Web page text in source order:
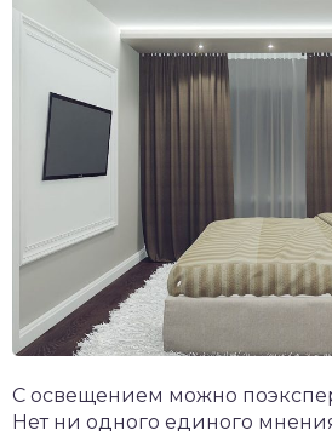
С освещением можно
Нет ни одного единого